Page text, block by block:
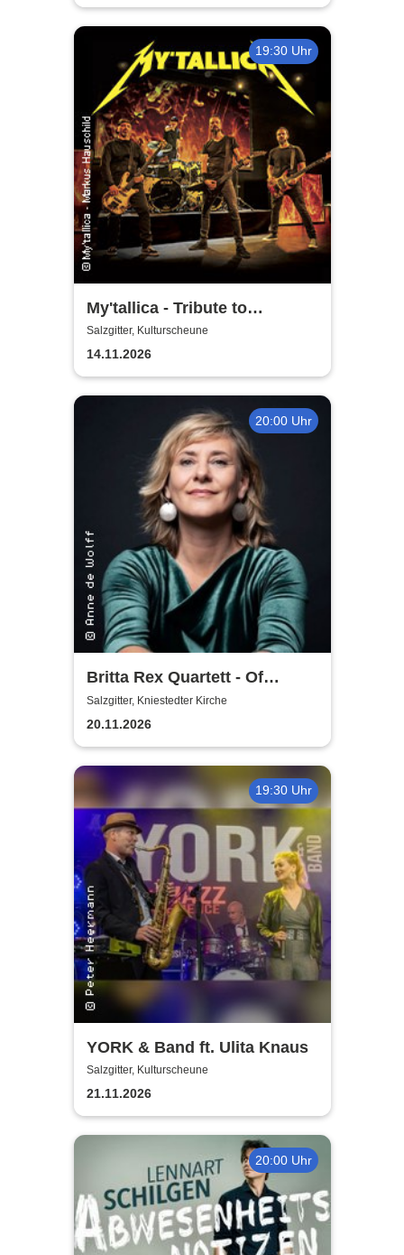
19:30 Uhr
My'tallica - Tribute to
Metallica
Salzgitter, Kulturscheune
14.11.2026
20:00 Uhr
Britta Rex Quartett - Of
Witches, Queens & Heroines
Salzgitter, Kniestedter Kirche
20.11.2026
19:30 Uhr
YORK & Band ft. Ulita Knaus
Salzgitter, Kulturscheune
21.11.2026
20:00 Uhr